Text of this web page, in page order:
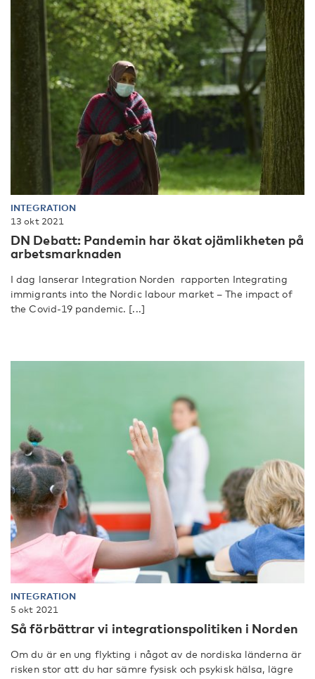
INTEGRATION
13 okt 2021
DN Debatt: Pandemin har ökat ojämlikheten på
arbetsmarknaden
I dag lanserar Integration Norden rapporten Integrating
immigrants into the Nordic labour market – The impact of
the Covid-19 pandemic. [...]
INTEGRATION
5 okt 2021
Så förbättrar vi integrationspolitiken i Norden
Om du är en ung flykting i något av de nordiska länderna är
risken stor att du har sämre fysisk och psykisk hälsa, lägre